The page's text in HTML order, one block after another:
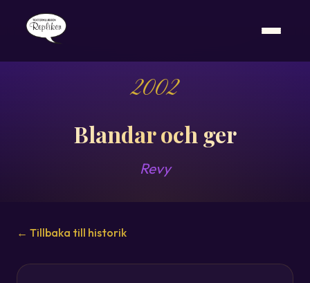
2002
Blandar och ger
Revy
← Tillbaka till historik